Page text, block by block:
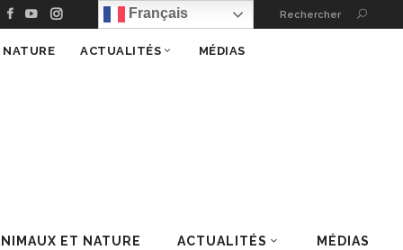
Français Rechercher
ET NATURE ACTUALITÉS MÉDIAS
ACTUALITÉS MÉDIAS